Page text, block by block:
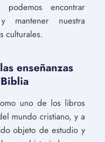
podemos encontrar
mantener nuestra
culturales.
enseñanzas
uno de los libros
mundo cristiano, y a
objeto de estudio y